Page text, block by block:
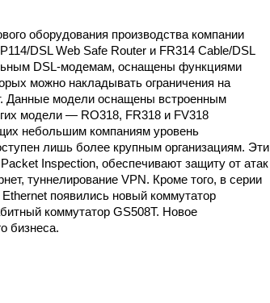
оборудования производства компании
DSL Web Safe Router и FR314 Cable/DSL
DSL-модемам, оснащены функциями
можно накладывать ограничения на
Данные модели оснащены встроенным
модели — RO318, FR318 и FV318
небольшим компаниям уровень
лишь более крупным организациям. Эти
Inspection, обеспечивают защиту от атак
туннелирование VPN. Кроме того, в серии
появились новый коммутатор
коммутатор GS508T. Новое
бизнеса.